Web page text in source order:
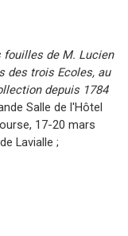
fouilles de M. Lucien
des trois Ecoles, au
depuis 1784
Salle de l'Hôtel
17-20 mars
Lavialle ;